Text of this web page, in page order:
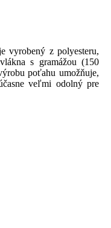
vyrobený z polyesteru,
vlákna s gramážou (150
poťahu umožňuje,
veľmi odolný pre